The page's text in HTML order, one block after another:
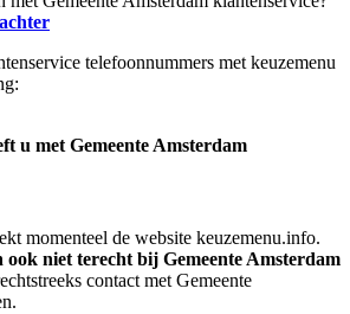
telefoonnummers met keuzemenu
u met Gemeente Amsterdam
momenteel de website keuzemenu.info.
niet terecht bij Gemeente Amsterdam
contact met Gemeente